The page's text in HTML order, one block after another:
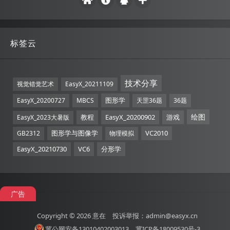
标签云
视觉错觉艺术 EasyX_20211109 技术分享
EasyX_20200727 MBCS 图形学 天罡36题
36题
EasyX_2023大暑版
教程 EasyX_20200902 游戏 绘图
GB2312 图形学与图像学 物理模拟
VC2010
EasyX_20210730
VC6 分形学
广告
Copyright © 2026意在 投诉举报：admin@easyx.cn